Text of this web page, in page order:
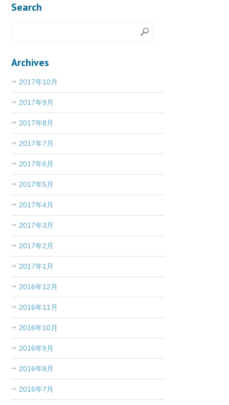
Search
Archives
2017年10月
2017年9月
2017年8月
2017年7月
2017年6月
2017年5月
2017年4月
2017年3月
2017年2月
2017年1月
2016年12月
2016年11月
2016年10月
2016年9月
2016年8月
2016年7月